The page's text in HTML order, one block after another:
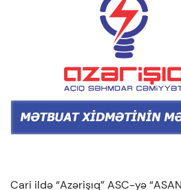
Cari ildə “Azərişıq” ASC-yə